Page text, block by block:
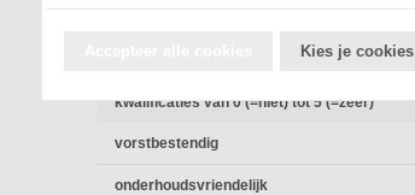
kwalificaties van 0 (=niet) tot 5 (=zeer)
vorstbestendig
onderhoudsvriendelijk
Kies je cookies